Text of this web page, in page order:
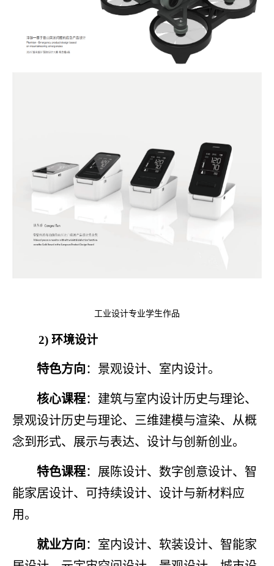
工业设计专业学生作品
2) 环境设计
特色方向：景观设计、室内设计。
核心课程：建筑与室内设计历史与理论、
景观设计历史与理论、三维建模与渲染、从概
念到形式、展示与表达、设计与创新创业。
特色课程：展陈设计、数字创意设计、智
能家居设计、可持续设计、设计与新材料应
用。
就业方向： 室内设计、软装设计、智能家